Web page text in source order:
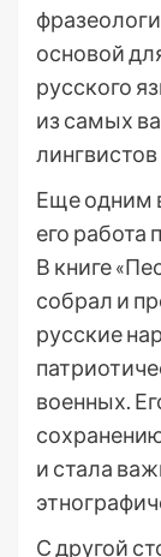
основой
русского
из самых
Еще одним
его работа
В книге
собрал и
русские
военных.
и стала
С другой